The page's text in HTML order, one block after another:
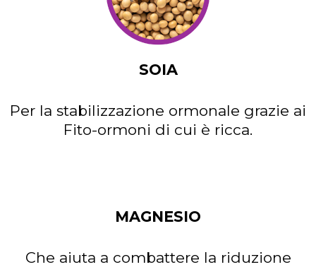
SOIA
Per la stabilizzazione ormonale grazie ai
Fito-ormoni di cui è ricca.
MAGNESIO
Che aiuta a combattere la riduzione